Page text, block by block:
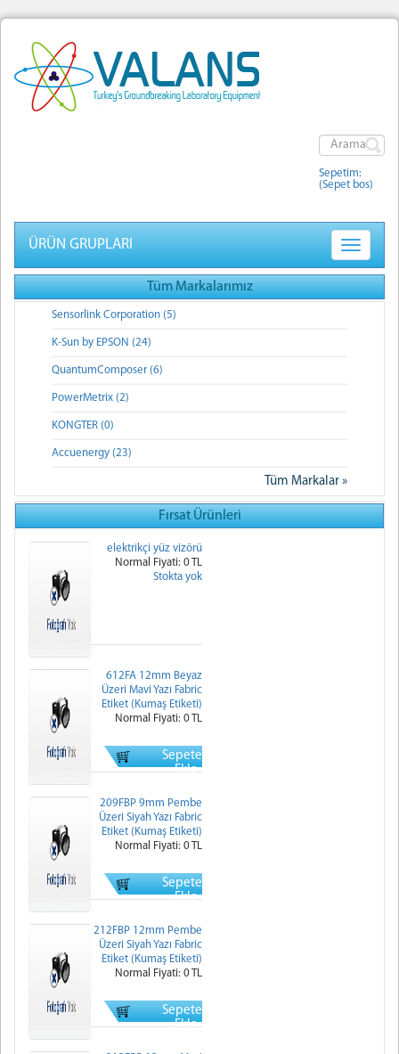
Sepetim:
(Sepet bos)
Toggle
navigation
ÜRÜN GRUPLARI
Tüm Markalarımız
Sensorlink Corporation (5)
K-Sun by EPSON (24)
QuantumComposer (6)
PowerMetrix (2)
KONGTER (0)
Accuenergy (23)
Tüm Markalar »
Fırsat Ürünleri
elektrikçi yüz vizörü
Normal Fiyati: 0 TL
Stokta yok
612FA 12mm Beyaz
Üzeri Mavi Yazı Fabric
Etiket (Kumaş Etiketi)
Normal Fiyati: 0 TL
Sepete
Ekle
209FBP 9mm Pembe
Üzeri Siyah Yazı Fabric
Etiket (Kumaş Etiketi)
Normal Fiyati: 0 TL
Sepete
Ekle
212FBP 12mm Pembe
Üzeri Siyah Yazı Fabric
Etiket (Kumaş Etiketi)
Normal Fiyati: 0 TL
Sepete
Ekle